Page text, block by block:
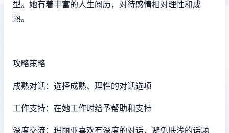
型。她有着丰富的人生阅历，对待感情相对理性和成
熟。
攻略策略
成熟对话：选择成熟、理性的对话选项
工作支持：在她工作时给予帮助和支持
深度交流：玛丽亚喜欢有深度的对话，避免肤浅的话题